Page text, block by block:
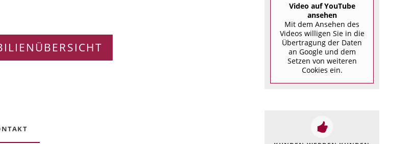
Video auf YouTube
ansehen
Mit dem Ansehen des
Videos willigen Sie in die
Übertragung der Daten
an Google und dem
Setzen von weiteren
Cookies ein.